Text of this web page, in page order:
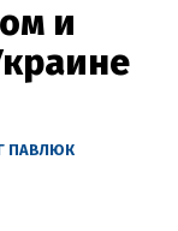
и
ПАВЛЮК